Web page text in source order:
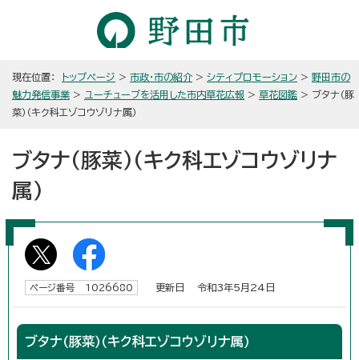
現在位置： トップページ > 市政・市の紹介 > シティプロモーション > 野田市の
魅力発信事業 > ユーチューブを活用した市内草花広報 > 草花図鑑 > ブタナ（豚
菜）（キク科エゾコウゾリナ属）
ブタナ（豚菜）（キク科エゾコウゾリナ
属）
ページ番号 1026680 更新日 令和3年5月24日
ブタナ（豚菜）（キク科エゾコウゾリナ属）